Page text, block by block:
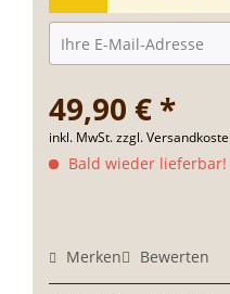
49,90 € *
inkl. MwSt.zzgl.
Bald wieder lieferbar!
Merken Bewerten